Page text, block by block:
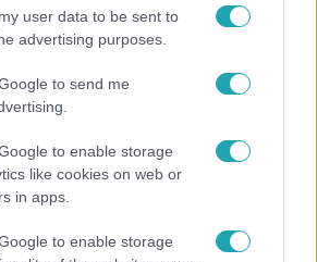
user data to be sent to
advertising purposes.
to send me
to enable storage
like cookies on web or
in apps.
to enable storage
egy nagyon fontos lépésről
kiakadtak, a versenyzőknek pedig